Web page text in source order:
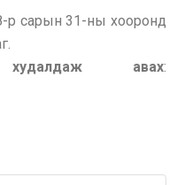
р сарын 31-ны хооронд
авах: